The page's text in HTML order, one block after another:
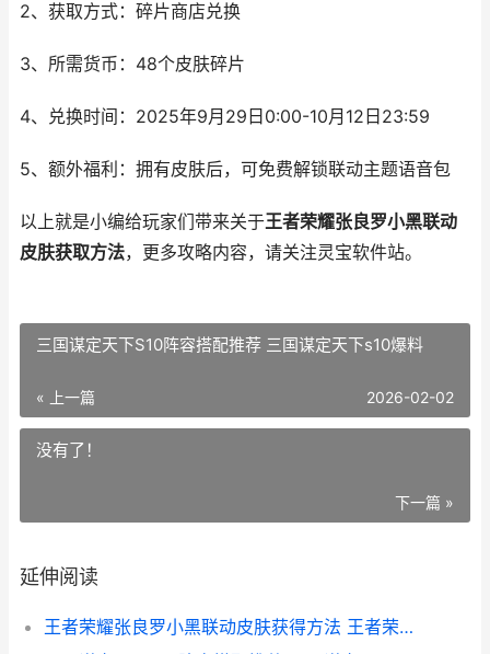
2、获取方式：碎片商店兑换
3、所需货币：48个皮肤碎片
4、兑换时间：2025年9月29日0:00-10月12日23:59
5、额外福利：拥有皮肤后，可免费解锁联动主题语音包
以上就是小编给玩家们带来关于王者荣耀张良罗小黑联动
皮肤获取方法，更多攻略内容，请关注灵宝软件站。
三国谋定天下S10阵容搭配推荐 三国谋定天下s10爆料
« 上一篇 2026-02-02
没有了！
下一篇 »
延伸阅读
王者荣耀张良罗小黑联动皮肤获得方法 王者荣耀张良罗小黑皮肤